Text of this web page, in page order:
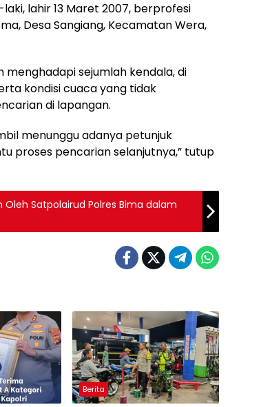
lahir 13 Maret 2007, berprofesi
Desa Sangiang, Kecamatan Wera,
sejumlah kendala, di
kondisi cuaca yang tidak
di lapangan.
menunggu adanya petunjuk
proses pencarian selanjutnya,” tutup
Satpolairud Polres Bima dalam
Berita